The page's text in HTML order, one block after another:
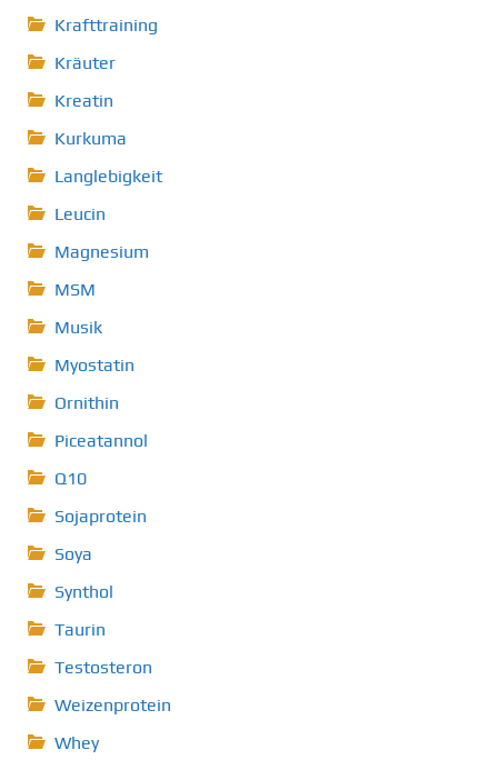
Krafttraining
Kräuter
Kreatin
Kurkuma
Langlebigkeit
Leucin
Magnesium
MSM
Musik
Myostatin
Ornithin
Piceatannol
Q10
Sojaprotein
Soya
Synthol
Taurin
Testosteron
Weizenprotein
Whey